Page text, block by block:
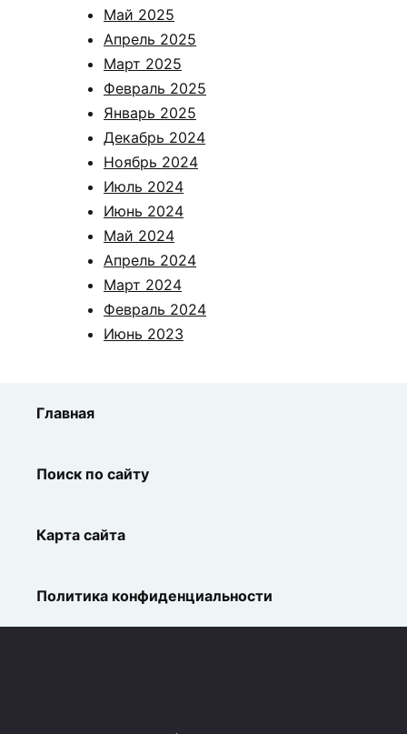
Май 2025
Апрель 2025
Март 2025
Февраль 2025
Январь 2025
Декабрь 2024
Ноябрь 2024
Июль 2024
Июнь 2024
Май 2024
Апрель 2024
Март 2024
Февраль 2024
Июнь 2023
Главная
Поиск по сайту
Карта сайта
Политика конфиденциальности